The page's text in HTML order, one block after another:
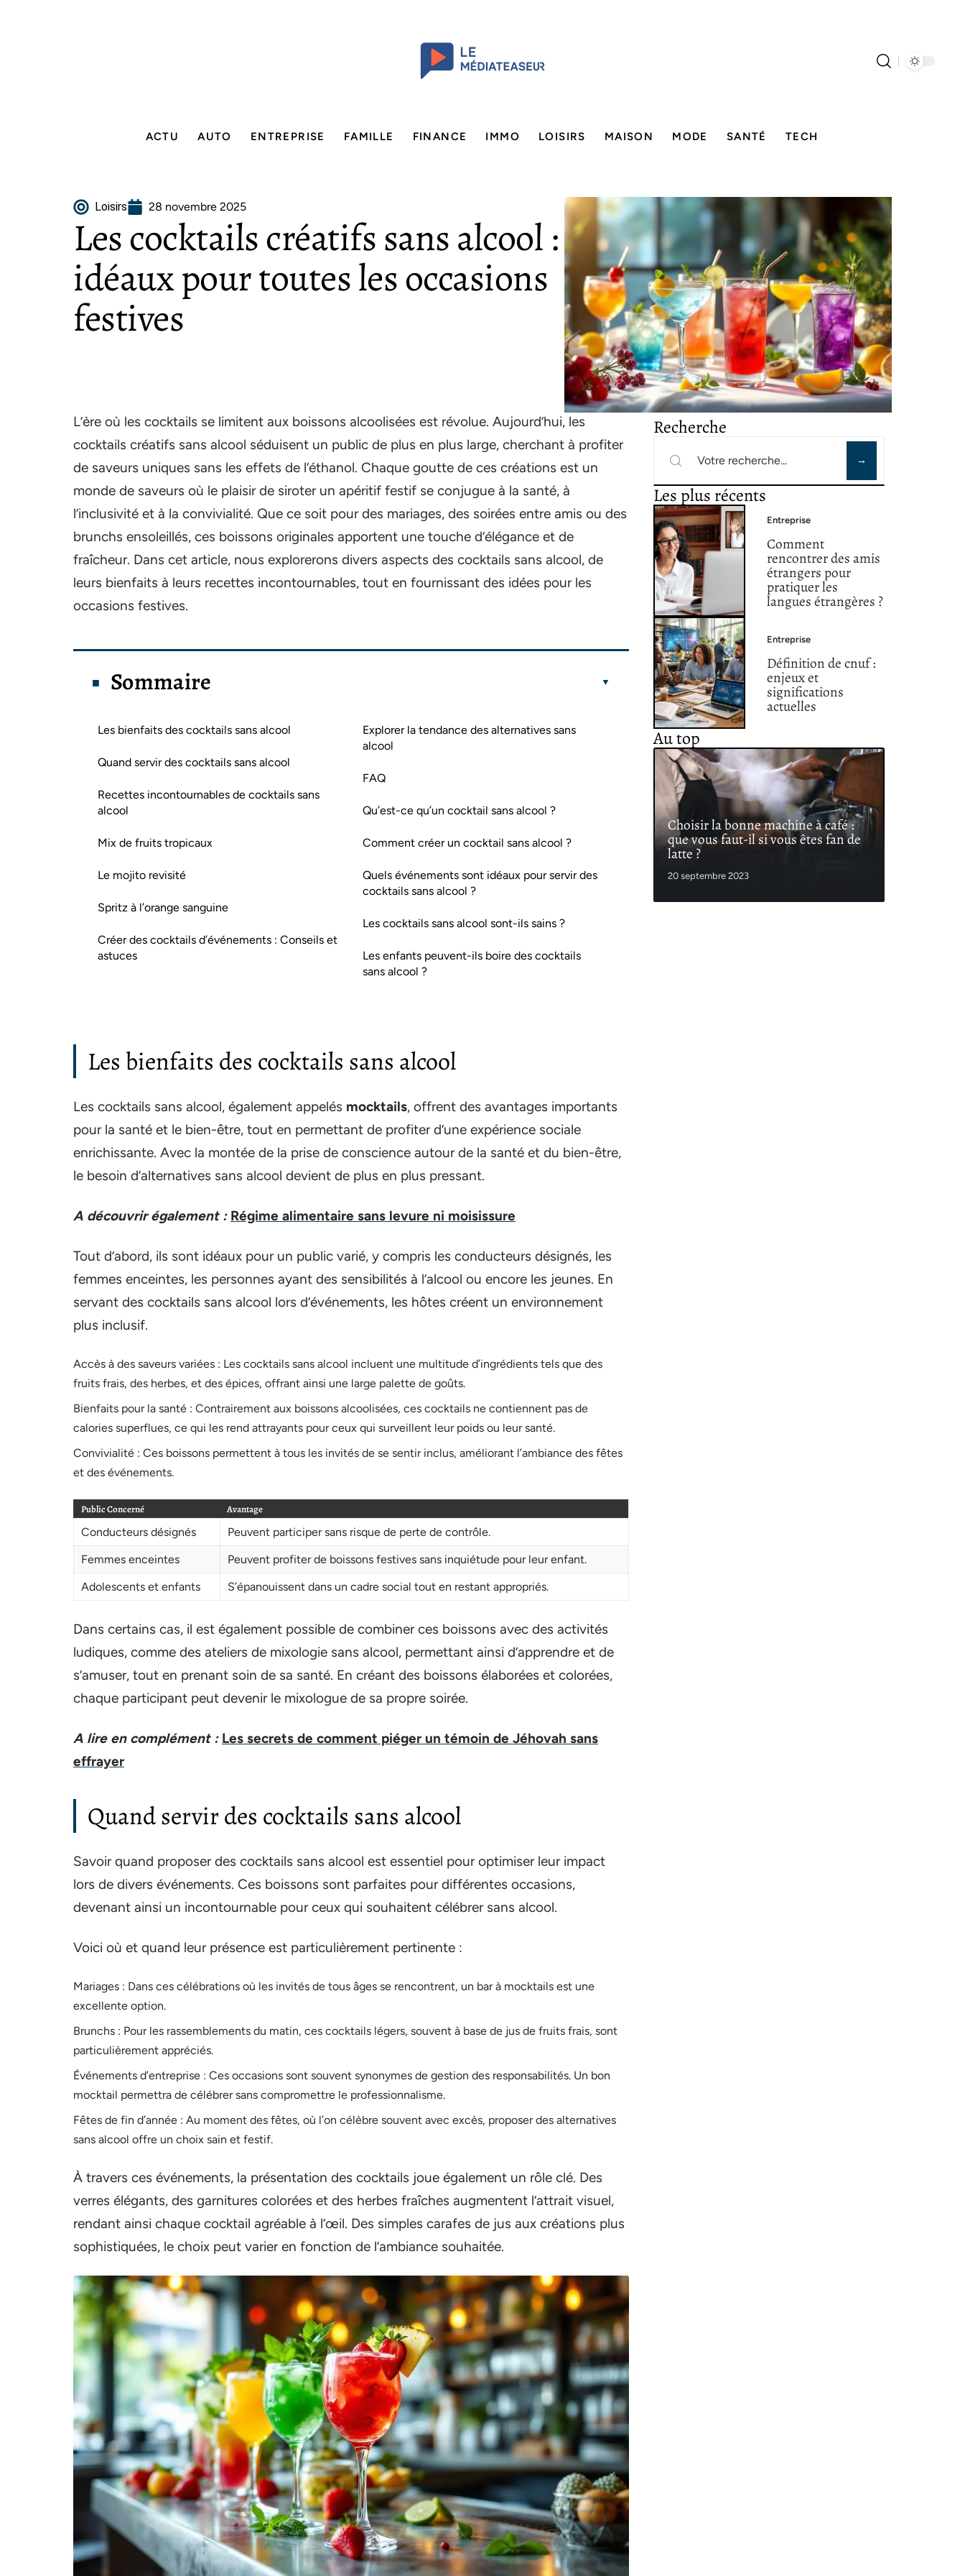
ACTU AUTO ENTREPRISE FAMILLE FINANCE IMMO LOISIRS MAISON MODE SANTÉ TECH
Loisirs 28 novembre 2025
Les cocktails créatifs sans alcool :
idéaux pour toutes les occasions
festives
L’ère où les cocktails se limitent aux boissons alcoolisées est révolue. Aujourd’hui, les
cocktails créatifs sans alcool séduisent un public de plus en plus large, cherchant à profiter
de saveurs uniques sans les effets de l’éthanol. Chaque goutte de ces créations est un
monde de saveurs où le plaisir de siroter un apéritif festif se conjugue à la santé, à
l’inclusivité et à la convivialité. Que ce soit pour des mariages, des soirées entre amis ou des
brunchs ensoleillés, ces boissons originales apportent une touche d’élégance et de
fraîcheur. Dans cet article, nous explorerons divers aspects des cocktails sans alcool, de
leurs bienfaits à leurs recettes incontournables, tout en fournissant des idées pour les
occasions festives.
Sommaire
Les bienfaits des cocktails sans alcool
Quand servir des cocktails sans alcool
Recettes incontournables de cocktails sans
alcool
Mix de fruits tropicaux
Le mojito revisité
Spritz à l’orange sanguine
Créer des cocktails d’événements : Conseils et
astuces
Explorer la tendance des alternatives sans
alcool
FAQ
Qu’est-ce qu’un cocktail sans alcool ?
Comment créer un cocktail sans alcool ?
Quels événements sont idéaux pour servir des
cocktails sans alcool ?
Les cocktails sans alcool sont-ils sains ?
Les enfants peuvent-ils boire des cocktails
sans alcool ?
Les bienfaits des cocktails sans alcool
Les cocktails sans alcool, également appelés mocktails, offrent des avantages importants
pour la santé et le bien-être, tout en permettant de profiter d’une expérience sociale
enrichissante. Avec la montée de la prise de conscience autour de la santé et du bien-être,
le besoin d’alternatives sans alcool devient de plus en plus pressant.
A découvrir également : Régime alimentaire sans levure ni moisissure
Tout d’abord, ils sont idéaux pour un public varié, y compris les conducteurs désignés, les
femmes enceintes, les personnes ayant des sensibilités à l’alcool ou encore les jeunes. En
servant des cocktails sans alcool lors d’événements, les hôtes créent un environnement
plus inclusif.
Accès à des saveurs variées : Les cocktails sans alcool incluent une multitude d’ingrédients tels que des
fruits frais, des herbes, et des épices, offrant ainsi une large palette de goûts.
Bienfaits pour la santé : Contrairement aux boissons alcoolisées, ces cocktails ne contiennent pas de
calories superflues, ce qui les rend attrayants pour ceux qui surveillent leur poids ou leur santé.
Convivialité : Ces boissons permettent à tous les invités de se sentir inclus, améliorant l’ambiance des fêtes
et des événements.
Public Concerné Avantage
Conducteurs désignés
Peuvent participer sans risque de perte de contrôle.
Femmes enceintes
Peuvent profiter de boissons festives sans inquiétude pour leur enfant.
Adolescents et enfants
S’épanouissent dans un cadre social tout en restant appropriés.
Dans certains cas, il est également possible de combiner ces boissons avec des activités
ludiques, comme des ateliers de mixologie sans alcool, permettant ainsi d’apprendre et de
s’amuser, tout en prenant soin de sa santé. En créant des boissons élaborées et colorées,
chaque participant peut devenir le mixologue de sa propre soirée.
A lire en complément : Les secrets de comment piéger un témoin de Jéhovah sans
effrayer
Quand servir des cocktails sans alcool
Savoir quand proposer des cocktails sans alcool est essentiel pour optimiser leur impact
lors de divers événements. Ces boissons sont parfaites pour différentes occasions,
devenant ainsi un incontournable pour ceux qui souhaitent célébrer sans alcool.
Voici où et quand leur présence est particulièrement pertinente :
Mariages : Dans ces célébrations où les invités de tous âges se rencontrent, un bar à mocktails est une
excellente option.
Brunchs : Pour les rassemblements du matin, ces cocktails légers, souvent à base de jus de fruits frais, sont
particulièrement appréciés.
Événements d’entreprise : Ces occasions sont souvent synonymes de gestion des responsabilités. Un bon
mocktail permettra de célébrer sans compromettre le professionnalisme.
Fêtes de fin d’année : Au moment des fêtes, où l’on célèbre souvent avec excès, proposer des alternatives
sans alcool offre un choix sain et festif.
À travers ces événements, la présentation des cocktails joue également un rôle clé. Des
verres élégants, des garnitures colorées et des herbes fraîches augmentent l’attrait visuel,
rendant ainsi chaque cocktail agréable à l’œil. Des simples carafes de jus aux créations plus
sophistiquées, le choix peut varier en fonction de l’ambiance souhaitée.
Recherche
Les plus récents
Entreprise
Comment
rencontrer des amis
étrangers pour
pratiquer les
langues étrangères ?
Entreprise
Définition de cnuf :
enjeux et
significations
actuelles
Au top
Choisir la bonne machine à café :
que vous faut-il si vous êtes fan de
latte ?
20 septembre 2023